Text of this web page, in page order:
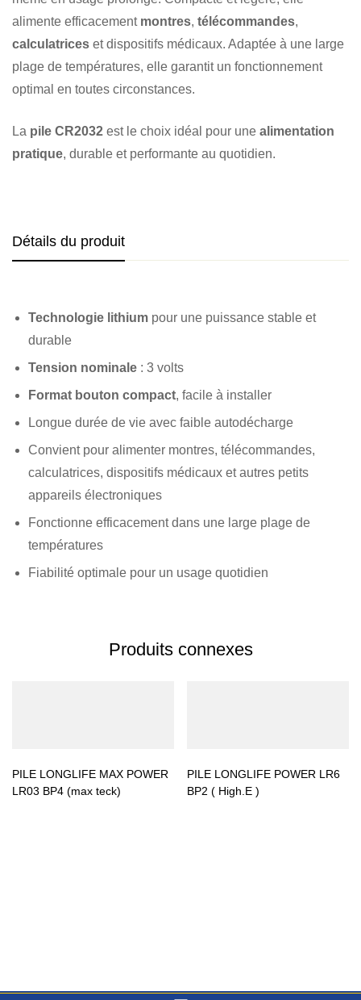
alimente efficacement montres, télécommandes,
calculatrices et dispositifs médicaux. Adaptée à une large
plage de températures, elle garantit un fonctionnement
optimal en toutes circonstances.
La pile CR2032 est le choix idéal pour une alimentation
pratique, durable et performante au quotidien.
Détails du produit
Technologie lithium pour une puissance stable et
durable
Tension nominale : 3 volts
Format bouton compact, facile à installer
Longue durée de vie avec faible autodécharge
Convient pour alimenter montres, télécommandes,
calculatrices, dispositifs médicaux et autres petits
appareils électroniques
Fonctionne efficacement dans une large plage de
températures
Fiabilité optimale pour un usage quotidien
Produits connexes
PILE LONGLIFE MAX POWER
LR03 BP4 (max teck)
PILE LONGLIFE POWER LR6
BP2 ( High.E )